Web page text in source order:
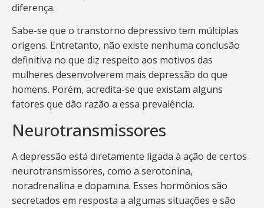
diferença.
Sabe-se que o transtorno depressivo tem múltiplas
origens. Entretanto, não existe nenhuma conclusão
definitiva no que diz respeito aos motivos das
mulheres desenvolverem mais depressão do que
homens. Porém, acredita-se que existam alguns
fatores que dão razão a essa prevalência.
Neurotransmissores
A depressão está diretamente ligada à ação de certos
neurotransmissores, como a serotonina,
noradrenalina e dopamina. Esses hormônios são
secretados em resposta a algumas situações e são